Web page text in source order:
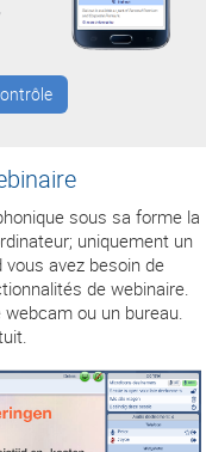
sous sa forme la
uniquement un
avez besoin de
de webinaire.
ou un bureau.